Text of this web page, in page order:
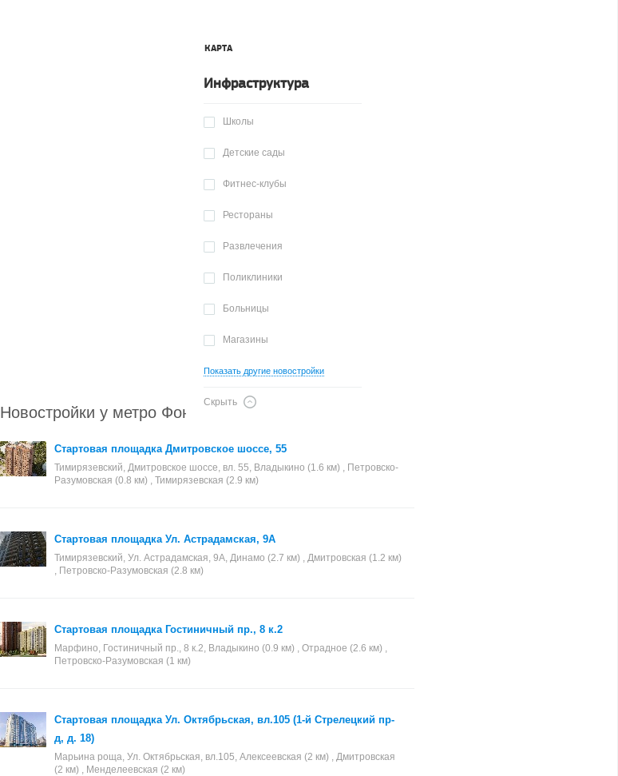
КАРТА
Инфраструктура
Школы
Детские сады
Фитнес-клубы
Рестораны
Развлечения
Поликлиники
Больницы
Магазины
Показать другие новостройки
Скрыть
Новостройки у метро Фонвизинская
Стартовая площадка Дмитровское шоссе, 55
Тимирязевский, Дмитровское шоссе, вл. 55, Владыкино (1.6 км) , Петровско-
Разумовская (0.8 км) , Тимирязевская (2.9 км)
Стартовая площадка Ул. Астрадамская, 9А
Тимирязевский, Ул. Астрадамская, 9А, Динамо (2.7 км) , Дмитровская (1.2 км)
, Петровско-Разумовская (2.8 км)
Стартовая площадка Гостиничный пр., 8 к.2
Марфино, Гостиничный пр., 8 к.2, Владыкино (0.9 км) , Отрадное (2.6 км) ,
Петровско-Разумовская (1 км)
Стартовая площадка Ул. Октябрьская, вл.105 (1-й Стрелецкий пр-
д, д. 18)
Марьина роща, Ул. Октябрьская, вл.105, Алексеевская (2 км) , Дмитровская
(2 км) , Менделеевская (2 км)